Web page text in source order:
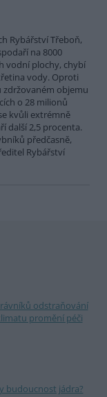
Rybářství Třeboň,
na 8000
vodní plochy, chybí
vody. Oproti
zdržovaném objemu
o 28 milionů
kvůli extrémně
další 2,5 procenta.
předčasně,
Rybářství
odstraňování
promění péči
budoucnost jádra?